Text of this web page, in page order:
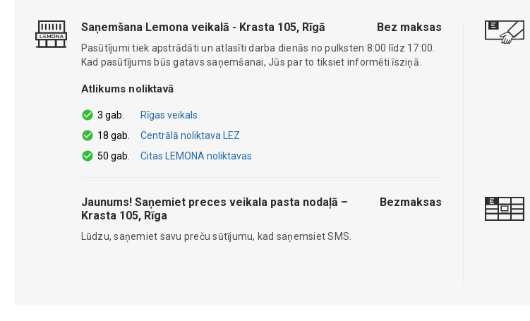
Saņemšana Lemona veikalā - Krasta 105, Rīgā Bez maksas
Pasūtījumi tiek apstrādāti un atlasīti darba dienās no pulksten 8:00 līdz 17:00.
Kad pasūtījums būs gatavs saņemšanai, Jūs par to tiksiet informēti īsziņā.
Atlikums noliktavā
3 gab.
Rīgas veikals
18 gab.
Centrālā noliktava LEZ
50 gab.
Citas LEMONA noliktavas
Jaunums! Saņemiet preces veikala pasta nodaļā –
Krasta 105, Rīga
Bezmaksas
Lūdzu, saņemiet savu preču sūtījumu, kad saņemsiet SMS.